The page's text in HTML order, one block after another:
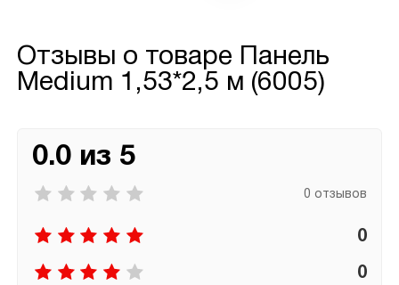
Отзывы о товаре
Панель
Medium 1,53*2,5 м (6005)
0.0 из 5
0 отзывов
0
0